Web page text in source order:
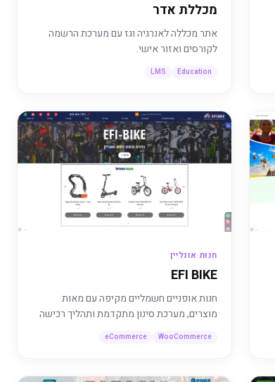
מכללת אדר
אתר מכללה לאנרגיה וגז עם מערכת הרשמה
לקורסים ואזור אישי.
Education
LMS
חנות אונליין
EFI BIKE
חנות אופניים חשמליים מקיפה עם מאות
מוצרים, מערכת סינון מתקדמת ותהליך רכישה
WooCommerce
eCommerce